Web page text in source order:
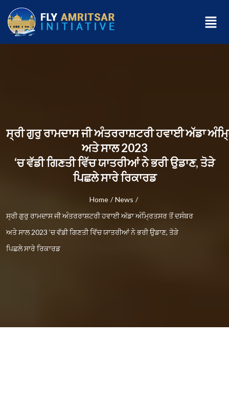
ਸ੍ਰੀ ਗੁਰੁ ਰਾਮਦਾਸ ਜੀ ਅੰਤਰਰਾਸ਼ਟਰੀ ਹਵਾਈ ਅੱਡਾ
ਅਤੇ ਸਾਲ 2023
‘ਚ ਵੱਡੀ ਗਿਣਤੀ ਵਿੱਚ ਯਾਤਰੀਆਂ ਨੇ ਭਰੀ ਉਡਾਣ, ਤੋੜੇ
ਪਿਛਲੇ ਸਾਰੇ ਰਿਕਾਰਡ
Home / News /
ਸ੍ਰੀ ਗੁਰੁ ਰਾਮਦਾਸ ਜੀ ਅੰਤਰਰਾਸ਼ਟਰੀ ਹਵਾਈ ਅੱਡਾ ਅੰਮ੍ਰਿਤਸਰ ਤੋਂ ਦਸੰਬਰ
ਅਤੇ ਸਾਲ 2023 ‘ਚ ਵੱਡੀ ਗਿਣਤੀ ਵਿੱਚ ਯਾਤਰੀਆਂ ਨੇ ਭਰੀ ਉਡਾਣ, ਤੋੜੇ
ਪਿਛਲੇ ਸਾਰੇ ਰਿਕਾਰਡ